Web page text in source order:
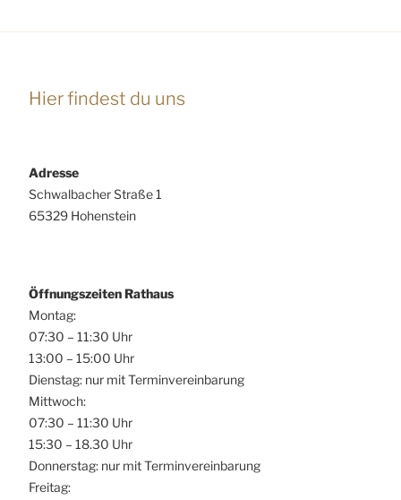
Hier findest du uns
Adresse
Schwalbacher Straße 1
65329 Hohenstein
Öffnungszeiten Rathaus
Montag:
07:30 – 11:30 Uhr
13:00 – 15:00 Uhr
Dienstag: nur mit Terminvereinbarung
Mittwoch:
07:30 – 11:30 Uhr
15:30 – 18.30 Uhr
Donnerstag: nur mit Terminvereinbarung
Freitag: